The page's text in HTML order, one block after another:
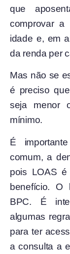
que
comprovar a
idade e, em
da renda per
Mas não se
é preciso
seja menor
mínimo.
É
comum, a
pois LOAS
benefício. O
BPC. É
algumas
para ter
a consulta a